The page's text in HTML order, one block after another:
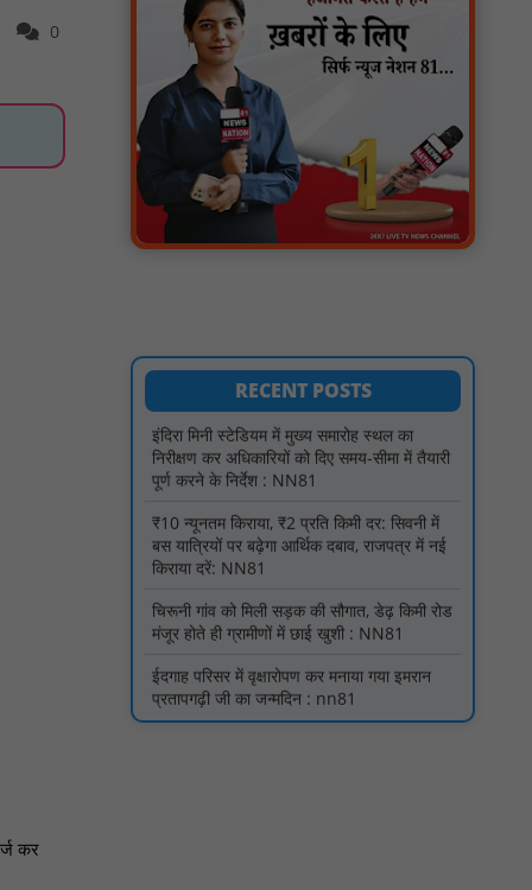
0
कर
RECENT POSTS
लखीमपुर खीरी अपराध नियंत्रण और वांछित
अभियुक्तों की गिरफ्तारी को लेकर खीरी पुलिस का
अभियान लगातार जारी : NN81
21 वर्षों बाद फिर गूंजी पाठशाला की घंटी: मेटापारा
कोरसागुड़ा प्राथमिक शाला का हुआ पुनः संचालन :
प्रस्तावित कार्यक्रम स्थल की सुरक्षा व्यवस्था एवं
अन्य विभिन्न बिन्दुओं पर गहनता एवं सूक्ष्मता से
निरीक्षण कर सम्बन्धित को आवश्यक दिशा-निर्देश दिया
पूर्ण करने के निर्देश : NN81
₹10 न्यूनतम किराया, ₹2 प्रति किमी दर: सिवनी में
बस यात्रियों पर बढ़ेगा आर्थिक दबाव, राजपत्र में नई
किराया दरें: NN81
चिरूनी गांव को मिली सड़क की सौगात, डेढ़ किमी रोड
मंजूर होते ही ग्रामीणों में छाई खुशी : NN81
ईदगाह परिसर में वृक्षारोपण कर मनाया गया इमरान
प्रतापगढ़ी जी का जन्मदिन : nn81
मगरौनी पुलिस की बड़ी कार्रवाई लंबे समय से फरार
एक स्थाई वारंटी सहित दो वारंटी गिरफ्तार : NN81
स्वतंत्रता दिवस सिर पर होने के बाद भी परिसर में
फैली है गंदगी और झाड़ियाँ, फर्श पर उपेक्षित हालत में